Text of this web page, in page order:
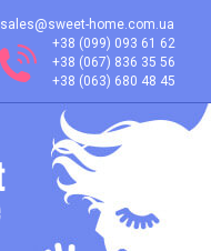
sales@sweet-home.com.ua
+38 (099) 093 61 62
+38 (067) 836 35 56
+38 (063) 680 48 45